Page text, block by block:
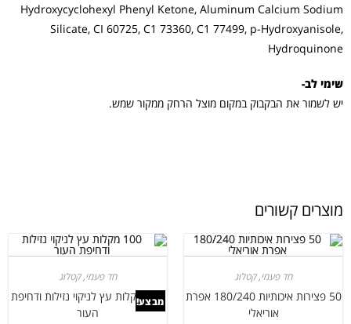
Hydroxycyclohexyl Phenyl Ketone, Aluminum Calcium Sodium
Silicate, CI 60725, C1 73360, C1 77499, p-Hydroxyanisole,
Hydroquinone
שימי לב-
יש לשמור את הבקבוק במקום מוצל הרחק ממקור שמש.
מוצרים קשורים
חד פעמי,קטלוג
50 פצירות איכותיות 180/240 אפרת
אוריאלי
מבצע!
חד פעמי,קטלוג
100 מקלות עץ לניקוי נזילות ודחיפת
העור